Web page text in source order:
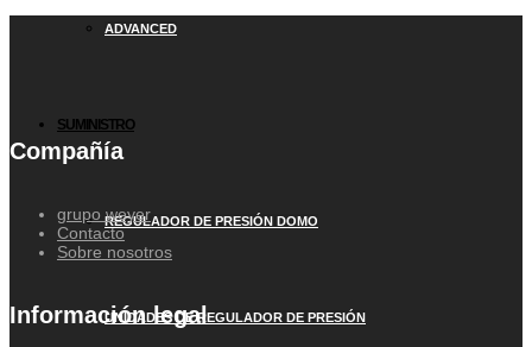
ADVANCED
SUMINISTRO
REGULADOR DE PRESIÓN DOMO
UNIDADES DE REGULADOR DE PRESIÓN
Compañía
grupo weyer
Contacto
Sobre nosotros
Información legal